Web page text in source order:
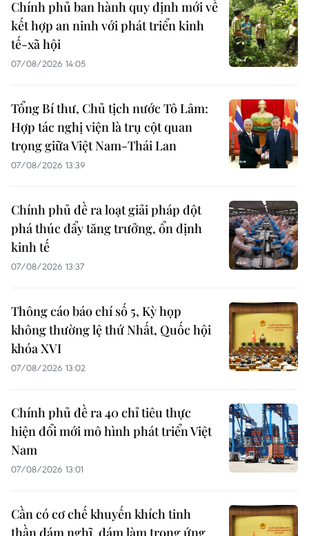
Chính phủ ban hành quy định mới về
kết hợp an ninh với phát triển kinh
tế-xã hội
07/08/2026 14:05
Tổng Bí thư, Chủ tịch nước Tô Lâm:
Hợp tác nghị viện là trụ cột quan
trọng giữa Việt Nam-Thái Lan
07/08/2026 13:39
Chính phủ đề ra loạt giải pháp đột
phá thúc đẩy tăng trưởng, ổn định
kinh tế
07/08/2026 13:37
Thông cáo báo chí số 5, Kỳ họp
không thường lệ thứ Nhất, Quốc hội
khóa XVI
07/08/2026 13:02
Chính phủ đề ra 40 chỉ tiêu thực
hiện đổi mới mô hình phát triển Việt
Nam
07/08/2026 13:01
Cần có cơ chế khuyến khích tinh
thần dám nghĩ, dám làm trong ứng